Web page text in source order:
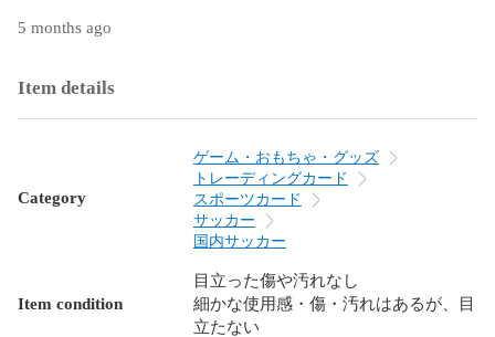
5 months ago
Item details
Category
ゲーム・おもちゃ・グッズ
トレーディングカード
スポーツカード
サッカー
国内サッカー
Item condition
目立った傷や汚れなし
細かな使用感・傷・汚れはあるが、目
立たない